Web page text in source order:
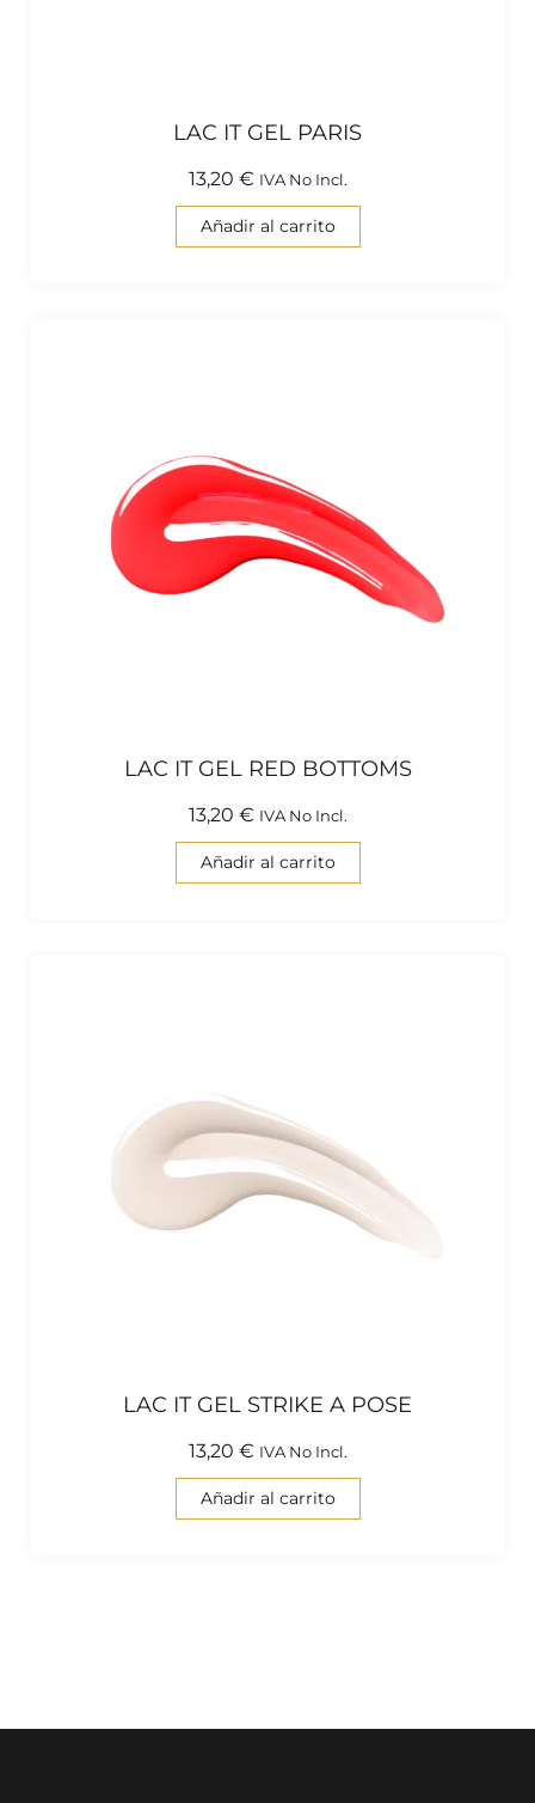
LAC IT GEL PARIS
13,20 € IVA No Incl.
Añadir al carrito
LAC IT GEL RED BOTTOMS
13,20 € IVA No Incl.
Añadir al carrito
LAC IT GEL STRIKE A POSE
13,20 € IVA No Incl.
Añadir al carrito